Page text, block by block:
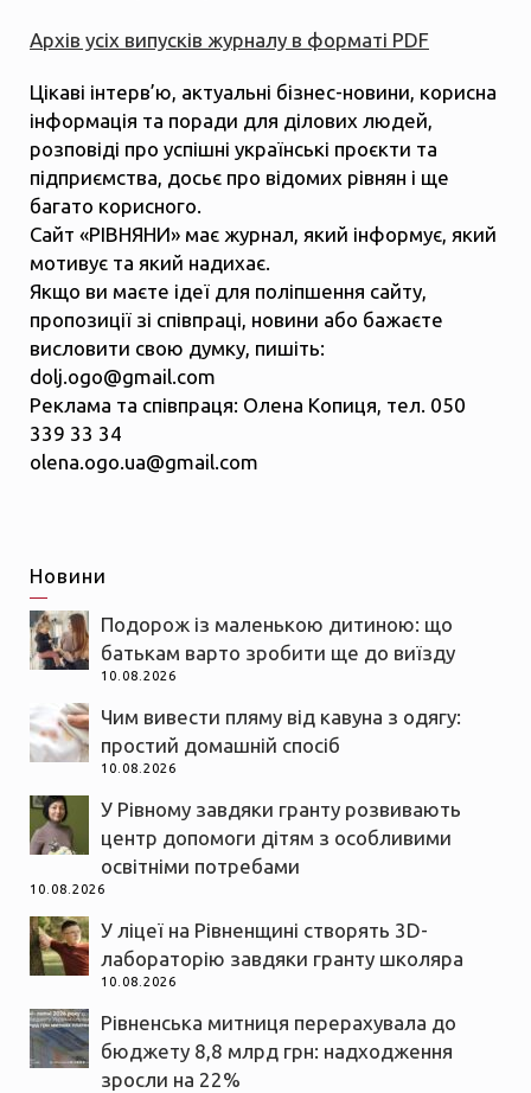
Архів усіх випусків журналу в форматі PDF
Цікаві інтерв’ю, актуальні бізнес-новини, корисна
інформація та поради для ділових людей,
розповіді про успішні українські проєкти та
підприємства, досьє про відомих рівнян і ще
багато корисного.
Сайт «РІВНЯНИ» має журнал, який інформує, який
мотивує та який надихає.
Якщо ви маєте ідеї для поліпшення сайту,
пропозиції зі співпраці, новини або бажаєте
висловити свою думку, пишіть:
dolj.ogo@gmail.com
Реклама та співпраця: Олена Копиця, тел. 050
339 33 34
olena.ogo.ua@gmail.com
Новини
Подорож із маленькою дитиною: що
батькам варто зробити ще до виїзду
10.08.2026
Чим вивести пляму від кавуна з одягу:
простий домашній спосіб
10.08.2026
У Рівному завдяки гранту розвивають
центр допомоги дітям з особливими
освітніми потребами
10.08.2026
У ліцеї на Рівненщині створять 3D-
лабораторію завдяки гранту школяра
10.08.2026
Рівненська митниця перерахувала до
бюджету 8,8 млрд грн: надходження
зросли на 22%